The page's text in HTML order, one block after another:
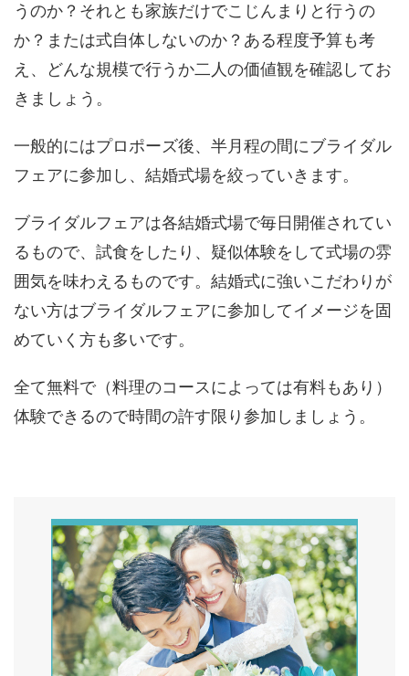
うのか？それとも家族だけでこじんまりと行うの
か？または式自体しないのか？ある程度予算も考
え、どんな規模で行うか二人の価値観を確認してお
きましょう。
一般的にはプロポーズ後、半月程の間にブライダル
フェアに参加し、結婚式場を絞っていきます。
ブライダルフェアは各結婚式場で毎日開催されてい
るもので、試食をしたり、疑似体験をして式場の雰
囲気を味わえるものです。結婚式に強いこだわりが
ない方はブライダルフェアに参加してイメージを固
めていく方も多いです。
全て無料で（料理のコースによっては有料もあり）
体験できるので時間の許す限り参加しましょう。